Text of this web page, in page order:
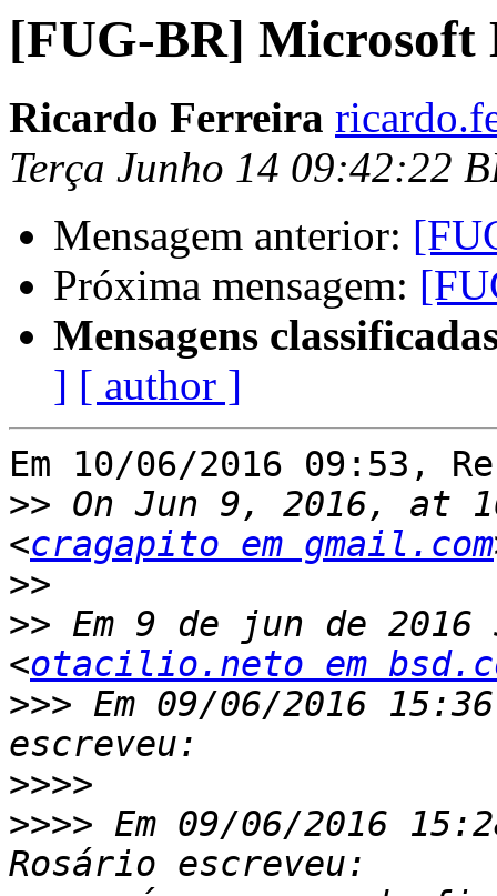
[FUG-BR] Microsoft
Ricardo Ferreira
Terça Junho 14 09:42:22
Mensagem anterior:
Próxima mensagem:
Mensagens
] [ author ]
Em 10/06/2016 09:53,
>> On Jun 9, 2016, at
<cragapito em gmail.com
>>
>> Em 9 de jun de
<otacilio.neto em
>>> Em 09/06/2016
>>>>
>>>> Em 09/06/2016